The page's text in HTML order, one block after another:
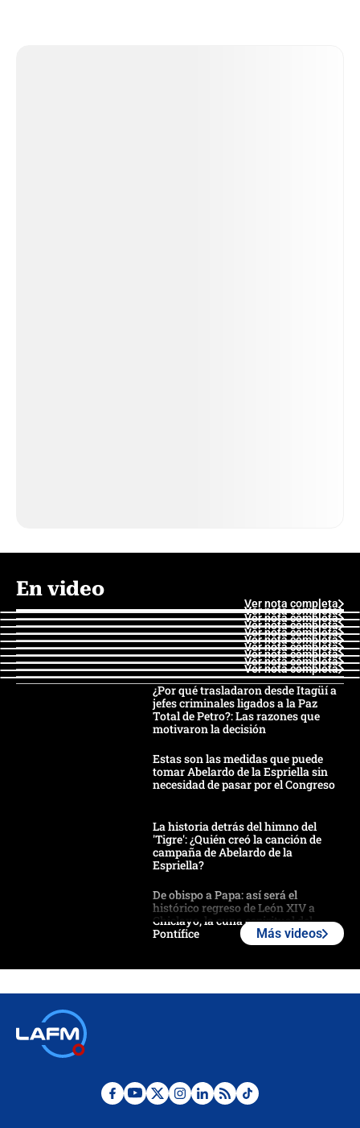
En video
Ver nota completa
Ver nota completa
Ver nota completa
Ver nota completa
Ver nota completa
Ver nota completa
Ver nota completa
Ver nota completa
Ver nota completa
Ver nota completa
¿Por qué trasladaron desde Itagüí a
jefes criminales ligados a la Paz
Total de Petro?: Las razones que
motivaron la decisión
Estas son las medidas que puede
tomar Abelardo de la Espriella sin
necesidad de pasar por el Congreso
La historia detrás del himno del
'Tigre': ¿Quién creó la canción de
campaña de Abelardo de la
Espriella?
De obispo a Papa: así será el
histórico regreso de León XIV a
Chiclayo, la cuna espiritual del
Pontífice
¿La posesión de Abelardo De la
Más videos